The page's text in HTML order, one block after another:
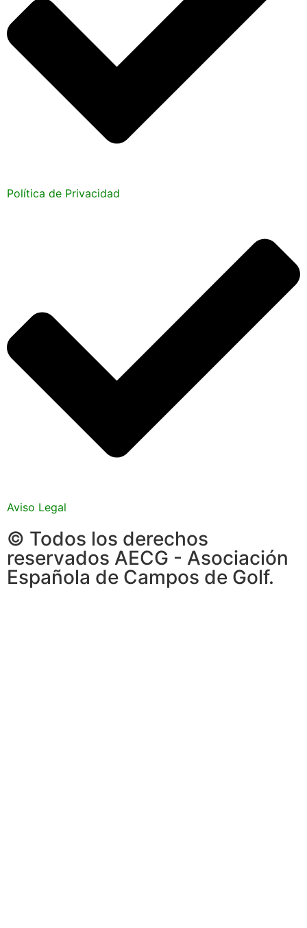
© Todos los derechos
reservados AECG - Asociación
Española de Campos de Golf.
Política de Privacidad
Aviso Legal